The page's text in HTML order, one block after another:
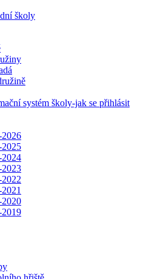
školy
systém školy-jak se přihlásit